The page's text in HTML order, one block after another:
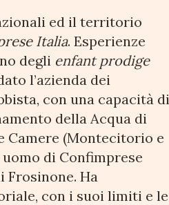
ed il territorio
Italia. Esperienze
degli enfant prodige
l’azienda dei
con una capacità di
della Acqua di
Camere (Montecitorio e
di Confimprese
Frosinone. Ha
con i suoi limiti e le